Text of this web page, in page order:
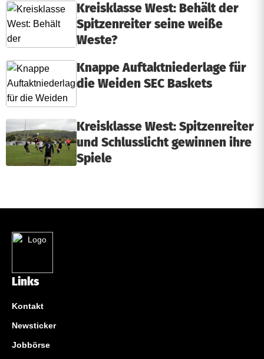
Kreisklasse West: Behält der
Spitzenreiter seine weiße
Weste?
Knappe Auftaktniederlage für
die Weiden SEC Baskets
Kreisklasse West: Spitzenreiter
und Schlusslicht gewinnen ihre
Spiele
Links
Kontakt
Newsticker
Jobbörse